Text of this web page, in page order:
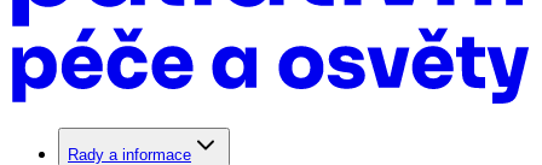
Rady a informace